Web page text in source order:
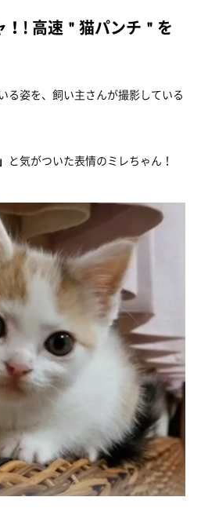
! 高速＂猫パンチ＂を
る姿を、飼い主さんが撮影している
と気がついた表情のミレちゃん！